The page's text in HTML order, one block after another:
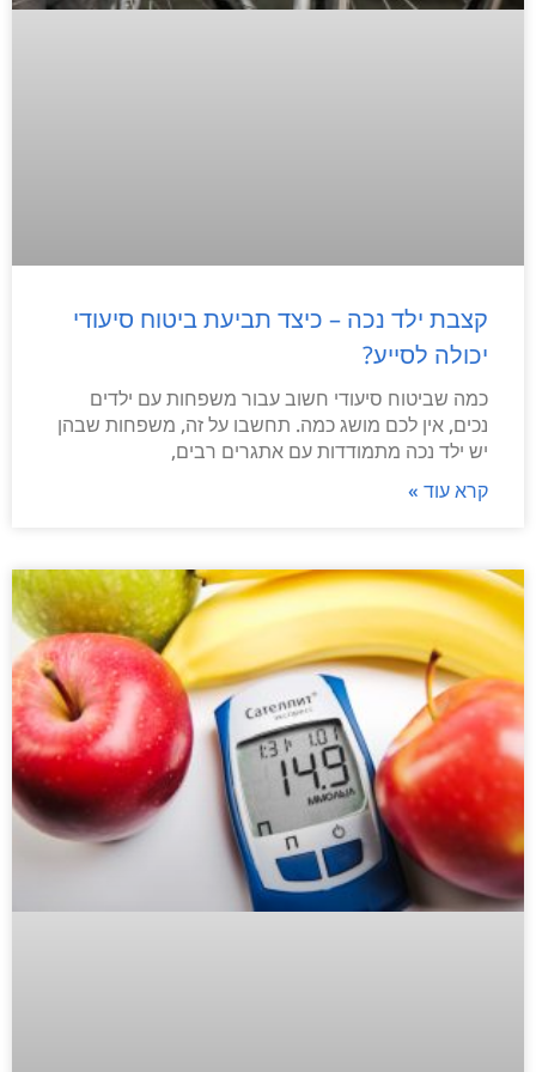
קצבת ילד נכה – כיצד תביעת ביטוח סיעודי
יכולה לסייע?
כמה שביטוח סיעודי חשוב עבור משפחות עם ילדים
נכים, אין לכם מושג כמה. תחשבו על זה, משפחות שבהן
יש ילד נכה מתמודדות עם אתגרים רבים,
קרא עוד »